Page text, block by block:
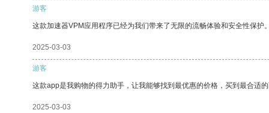
游客
这款加速器VPM应用程序已经为我们带来了无限的流畅体验和安全性保护。
2025-03-03
游客
这款app是我购物的得力助手，让我能够找到最优惠的价格，买到最合适的
2025-03-03